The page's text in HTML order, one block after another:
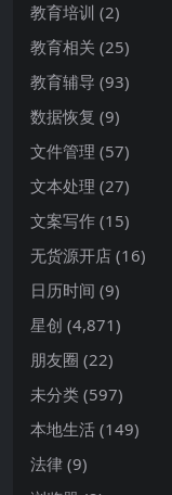
教育培训 (2)
教育相关 (25)
教育辅导 (93)
数据恢复 (9)
文件管理 (57)
文本处理 (27)
文案写作 (15)
无货源开店 (16)
日历时间 (9)
星创 (4,871)
朋友圈 (22)
未分类 (597)
本地生活 (149)
法律 (9)